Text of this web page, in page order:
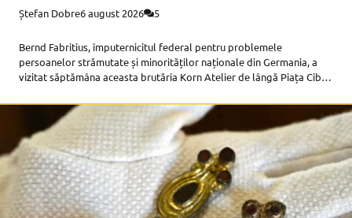
Ștefan Dobre6 august 2026 5
Bernd Fabritius, împuternicitul federal pentru problemele
persoanelor strămutate și minorităților naționale din Germania, a
vizitat săptămâna aceasta brutăria Korn Atelier de lângă Piața Cibin.
pâinea proaspăt scoasă